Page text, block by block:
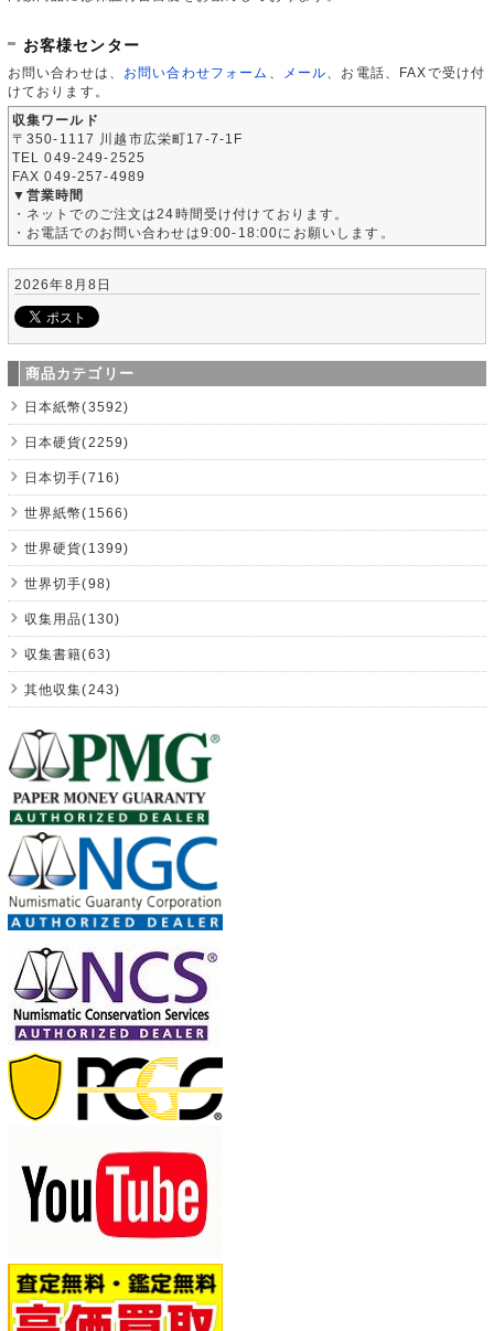
お客様センター
お問い合わせは、 お問い合わせフォーム メール 、お電話、FAXで受け付
けております。
収集ワールド
〒350-1117 川越市広栄町17-7-1F
TEL 049-249-2525
FAX 049-257-4989
▼営業時間
・ネットでのご注文は24時間受け付けております。
・お電話でのお問い合わせは9:00-18:00にお願いします。
2026年8月8日
商品カテゴリー
日本紙幣(3592)
日本硬貨(2259)
日本切手(716)
世界紙幣(1566)
世界硬貨(1399)
世界切手(98)
収集用品(130)
収集書籍(63)
其他収集(243)